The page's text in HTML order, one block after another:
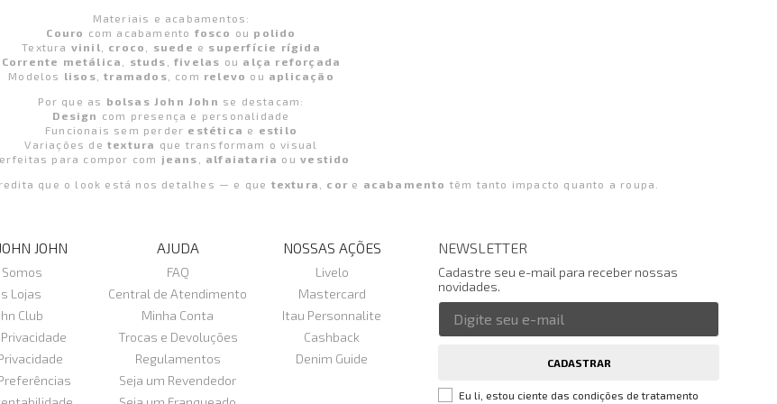
Materiais e acabamentos:
Couro com acabamento fosco ou polido
Textura vinil croco suede e superfície rígida
Corrente metálica
studs ,fivelas ou alça reforçada
Modelos lisos ,tramados , com relevo ou aplicação
Por que as bolsas John John se destacam:
Design com presença e personalidade
Funcionais sem perder estética e estilo
Variações detextura que transformam o visual
para compor com jeans alfaiataria ouvestido
que o look está nos detalhes — e que textura cor e acabamento têm tanto impacto quanto a roupa.
JOHN
Lojas
Club
AJUDA
FAQ
Central de Atendimento
Minha Conta
Trocas e Devoluções
Regulamentos
Seja um Revendedor
NOSSAS AÇÕES
Livelo
Mastercard
Itau Personnalite
Cashback
Denim Guide
NEWSLETTER
Cadastre seu e-mail para receber nossas
novidades.
CADASTRAR
Eu li, estou ciente das condições de tratamento